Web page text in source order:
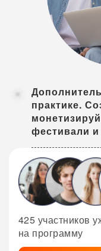
практике.
фестивали
425 участников
на программу